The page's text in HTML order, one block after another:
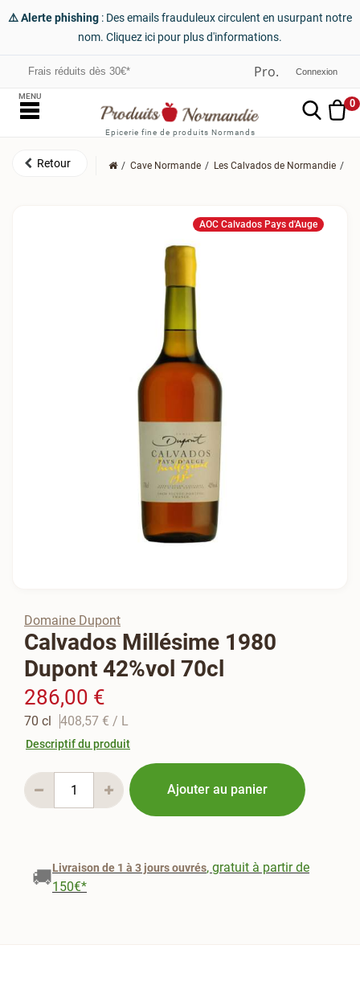
⚠️ Alerte phishing : Des emails frauduleux circulent en usurpant notre
nom. Cliquez ici pour plus d'informations.
Frais réduits dès 30€* Connexion
Epicerie fine de produits Normands
0
MENU
Cave Normande Les Calvados de Normandie
AOC Calvados Pays d'Auge
Domaine Dupont
Calvados Millésime 1980
Dupont 42%vol 70cl
286,00 €
70 cl 408,57 € / L
Descriptif du produit
Ajouter au panier
🚚Livraison de 1 à 3 jours ouvrés, gratuit à partir de
150€*